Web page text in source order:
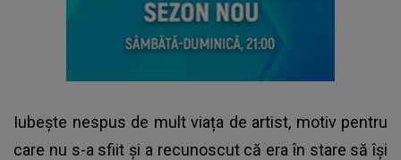
Iubește nespus de mult viața de artist, motiv pentru
care nu s-a sfiit și a recunoscut că era în stare să își